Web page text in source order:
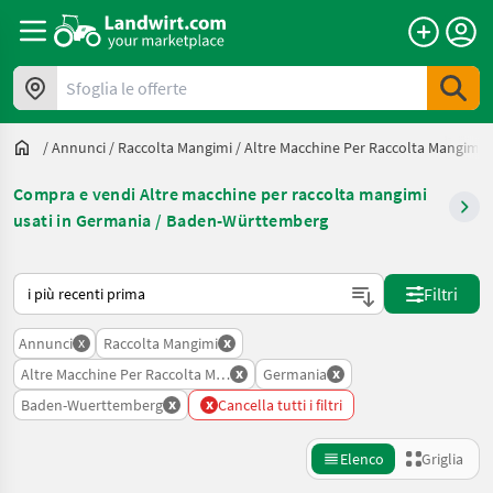
Sfoglia le offerte
/Annunci / Raccolta Mangimi /Altre Macchine Per Raccolta Mangimi
Compra e vendi Altre macchine per raccolta mangimi
usati in Germania / Baden-Württemberg
Ecco come viene ordinato su Landwirt.com
Filtri
Annunci x Raccolta Mangimi x
Altre Macchine Per Raccolta Mangimi
x Germania x
Baden-Wuerttemberg x x Cancella tutti i filtri
Elenco Griglia